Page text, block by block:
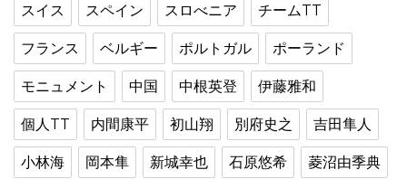
スイス スペイン スロべニア チームTT
フランス ベルギー ポルトガル ポーランド
モニュメント 中国 中根英登 伊藤雅和
個人TT 内間康平 初山翔 別府史之 吉田隼人
小林海 岡本隼 新城幸也 石原悠希 菱沼由季典